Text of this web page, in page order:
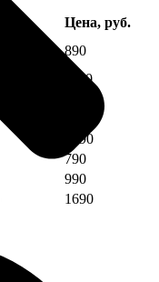
Цена, руб.
890
1190
1490
790
990
1690